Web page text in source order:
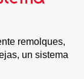
remolques,
un sistema